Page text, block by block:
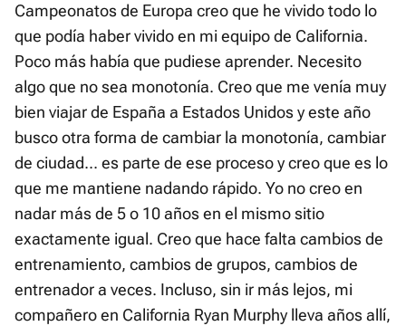
Campeonatos de Europa creo que he vivido todo lo
que podía haber vivido en mi equipo de California.
Poco más había que pudiese aprender. Necesito
algo que no sea monotonía. Creo que me venía muy
bien viajar de España a Estados Unidos y este año
busco otra forma de cambiar la monotonía, cambiar
de ciudad... es parte de ese proceso y creo que es lo
que me mantiene nadando rápido. Yo no creo en
nadar más de 5 o 10 años en el mismo sitio
exactamente igual. Creo que hace falta cambios de
entrenamiento, cambios de grupos, cambios de
entrenador a veces. Incluso, sin ir más lejos, mi
compañero en California Ryan Murphy lleva años allí,